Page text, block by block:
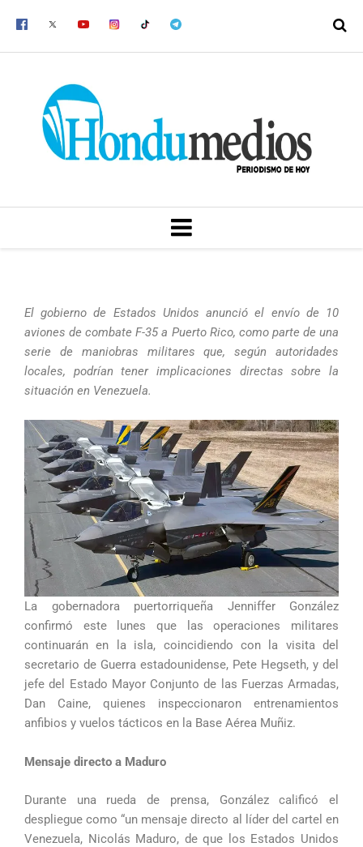
MENU
El gobierno de Estados Unidos anunció el envío de 10
aviones de combate F-35 a Puerto Rico, como parte de una
serie de maniobras militares que, según autoridades
locales, podrían tener implicaciones directas sobre la
situación en Venezuela.
La gobernadora puertorriqueña Jenniffer González
confirmó este lunes que las operaciones militares
continuarán en la isla, coincidiendo con la visita del
secretario de Guerra estadounidense, Pete Hegseth, y del
jefe del Estado Mayor Conjunto de las Fuerzas Armadas,
Dan Caine, quienes inspeccionaron entrenamientos
anfibios y vuelos tácticos en la Base Aérea Muñiz.
Mensaje directo a Maduro
Durante una rueda de prensa, González calificó el
despliegue como “un mensaje directo al líder del cartel en
Venezuela, Nicolás Maduro, de que los Estados Unidos